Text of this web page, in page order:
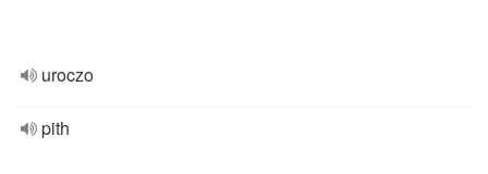
uroczo
pith